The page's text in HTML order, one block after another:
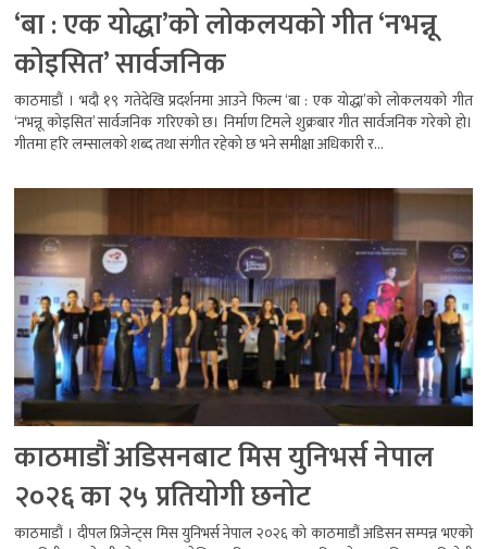
‘बा : एक योद्धा’को लोकलयको गीत ‘नभन्नू
कोइसित’ सार्वजनिक
काठमाडौं । भदौ १९ गतेदेखि प्रदर्शनमा आउने फिल्म ‘बा : एक योद्धा’को लोकलयको गीत
‘नभन्नू कोइसित’ सार्वजनिक गरिएको छ। निर्माण टिमले शुक्रबार गीत सार्वजनिक गरेको हो।
गीतमा हरि लम्सालको शब्द तथा संगीत रहेको छ भने समीक्षा अधिकारी र...
काठमाडौं अडिसनबाट मिस युनिभर्स नेपाल
२०२६ का २५ प्रतियोगी छनोट
काठमाडौं । दीपल प्रिजेन्ट्स मिस युनिभर्स नेपाल २०२६ को काठमाडौं अडिसन सम्पन्न भएको